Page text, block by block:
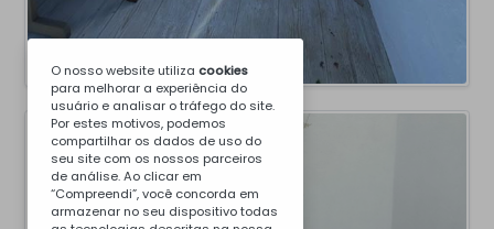
O nosso website utiliza cookies
para melhorar a experiência do
usuário e analisar o tráfego do site.
Por estes motivos, podemos
compartilhar os dados de uso do
seu site com os nossos parceiros
de análise. Ao clicar em
“Compreendi”, você concorda em
armazenar no seu dispositivo todas